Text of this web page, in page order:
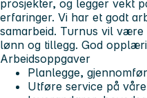
prosjekter, og legger vekt
erfaringer. Vi har et godt
samarbeid. Turnus vil være
lønn og tillegg. God
Arbeidsoppgaver
Planlegge,
Utføre service på